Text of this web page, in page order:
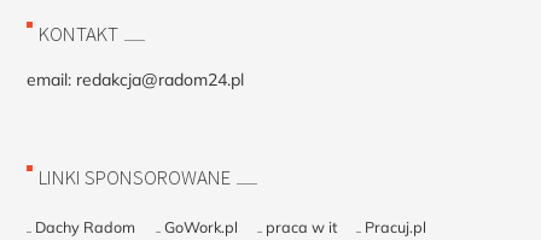
KONTAKT
email: redakcja@radom24.pl
LINKI SPONSOROWANE
Dachy Radom GoWork.pl praca w it Pracuj.pl